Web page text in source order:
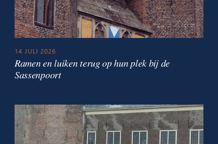
14 JULI 2026
Ramen en luiken terug op hun plek bij de
Sassenpoort